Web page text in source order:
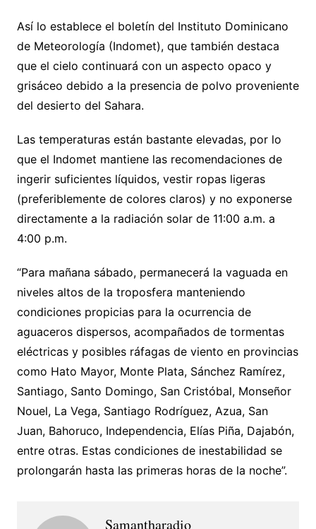
Así lo establece el boletín del Instituto Dominicano
de Meteorología (Indomet), que también destaca
que el cielo continuará con un aspecto opaco y
grisáceo debido a la presencia de polvo proveniente
del desierto del Sahara.
Las temperaturas están bastante elevadas, por lo
que el Indomet mantiene las recomendaciones de
ingerir suficientes líquidos, vestir ropas ligeras
(preferiblemente de colores claros) y no exponerse
directamente a la radiación solar de 11:00 a.m. a
4:00 p.m.
“Para mañana sábado, permanecerá la vaguada en
niveles altos de la troposfera manteniendo
condiciones propicias para la ocurrencia de
aguaceros dispersos, acompañados de tormentas
eléctricas y posibles ráfagas de viento en provincias
como Hato Mayor, Monte Plata, Sánchez Ramírez,
Santiago, Santo Domingo, San Cristóbal, Monseñor
Nouel, La Vega, Santiago Rodríguez, Azua, San
Juan, Bahoruco, Independencia, Elías Piña, Dajabón,
entre otras. Estas condiciones de inestabilidad se
prolongarán hasta las primeras horas de la noche”.
Samantharadio